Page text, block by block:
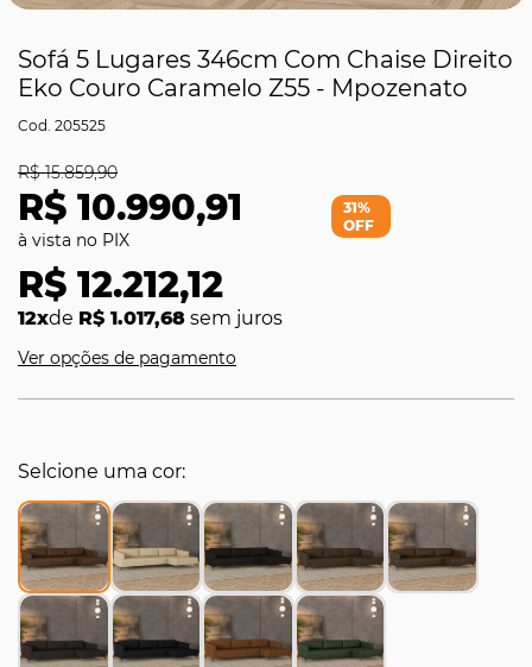
Sofá 5 Lugares 346cm Com Chaise Direito
Eko Couro Caramelo Z55 - Mpozenato
205525
R$ 10.990,91
R$ 15.859,90
R$ 12.212,12
12xde R$ 1.017,68 sem juros
31%
OFF
Ver opções de pagamento
Selcione uma cor